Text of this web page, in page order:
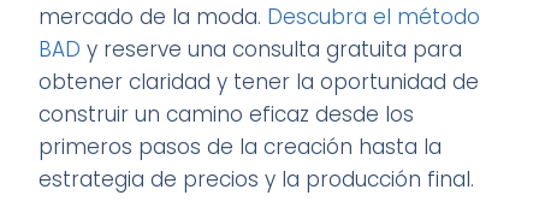
mercado de la moda. Descubra el método
BAD y reserve una consulta gratuita para
obtener claridad y tener la oportunidad de
construir un camino eficaz desde los
primeros pasos de la creación hasta la
estrategia de precios y la producción final.